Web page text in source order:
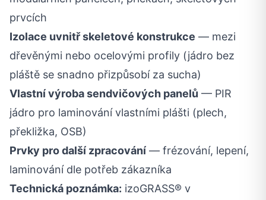
prvcích
Izolace uvnitř skeletové konstrukce — mezi
dřevěnými nebo ocelovými profily (jádro bez
pláště se snadno přizpůsobí za sucha)
Vlastní výroba sendvičových panelů — PIR
jádro pro laminování vlastními plášti (plech,
překližka, OSB)
Prvky pro další zpracování — frézování, lepení,
laminování dle potřeb zákazníka
Technická poznámka: izoGRASS® v